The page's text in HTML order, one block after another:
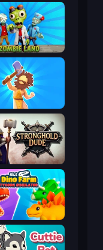
Zombie Land
Hyper Evolution
Stronghold Dude